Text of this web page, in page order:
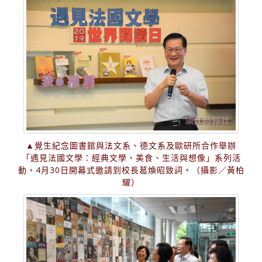
▲覺生紀念圖書館與法文系、德文系及歐研所合作舉辦
「遇見法國文學：經典文學、美食、生活與想像」系列活
動，4月30日開幕式邀請到校長葛煥昭致詞。（攝影／黃柏
耀）